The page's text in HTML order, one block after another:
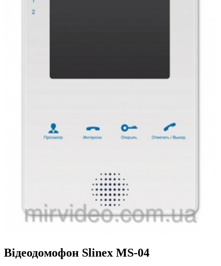
Відеодомофон Slinex MS-04